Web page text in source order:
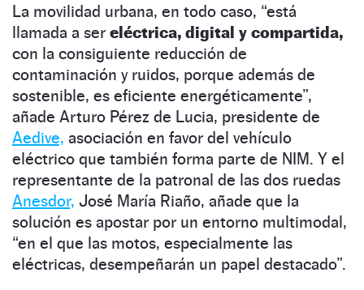
La movilidad urbana, en todo caso, “está
llamada a ser eléctrica, digital y compartida,
con la consiguiente reducción de
contaminación y ruidos, porque además de
sostenible, es eficiente energéticamente”,
añade Arturo Pérez de Lucia, presidente de
Aedive, asociación en favor del vehículo
eléctrico que también forma parte de NIM. Y el
representante de la patronal de las dos ruedas
Anesdor, José María Riaño, añade que la
solución es apostar por un entorno multimodal,
“en el que las motos, especialmente las
eléctricas, desempeñarán un papel destacado”.